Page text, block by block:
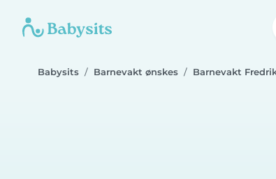
Babysits Barnevakt ønskes Barnevakt